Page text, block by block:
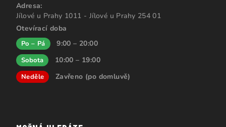
Adresa:
Jílové u Prahy 1011 - Jílové u Prahy 254 01
Otevírací doba
Po – Pá 9:00 – 20:00
Sobota 10:00 – 19:00
Neděle Zavřeno (po domluvě)